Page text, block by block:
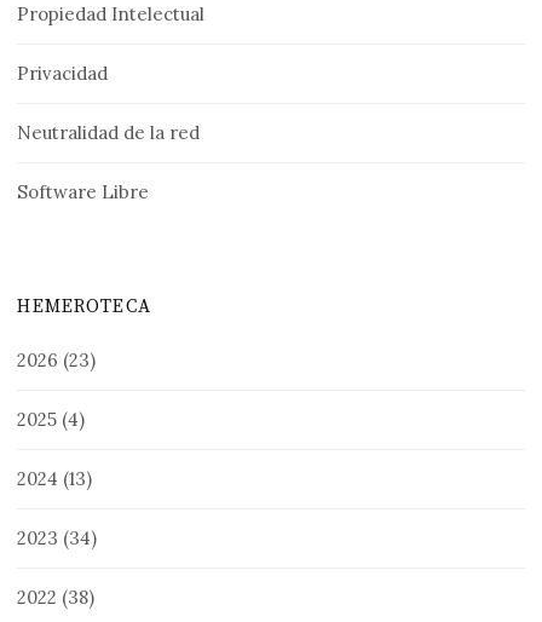
Propiedad Intelectual
Privacidad
Neutralidad de la red
Software Libre
HEMEROTECA
2026 (23)
2025 (4)
2024 (13)
2023 (34)
2022 (38)